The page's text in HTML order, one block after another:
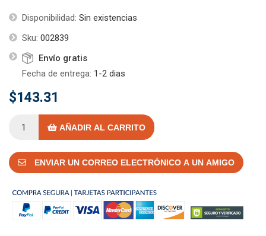
Disponibilidad: Sin existencias
Sku: 002839
Envío gratis
Fecha de entrega: 1-2 dias
$143.31
AÑADIR AL CARRITO
ENVIAR UN CORREO ELECTRÓNICO A UN AMIGO